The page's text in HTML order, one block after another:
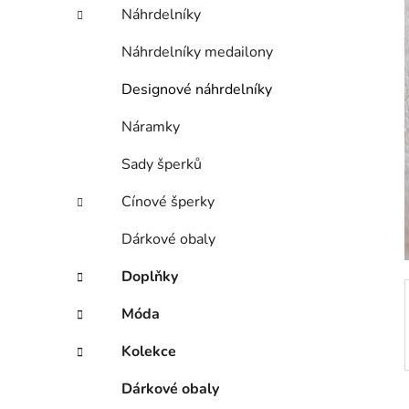
Náhrdelníky
Náhrdelníky medailony
Designové náhrdelníky
Náramky
Sady šperků
Cínové šperky
Dárkové obaly
Doplňky
Móda
Kolekce
Dárkové obaly